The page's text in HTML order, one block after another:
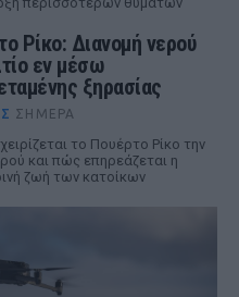
Ρίκο: Διανομή νερού
εν μέσω
ξηρασίας
ΣΉΜΕΡΑ
το Πουέρτο Ρίκο την
και πώς επηρεάζεται η
ζωή των κατοίκων